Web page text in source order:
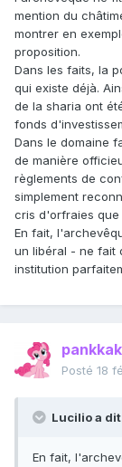
mention du
montrer en
proposition.
Dans les faits, la
qui existe déjà.
de la sharia ont
fonds
Dans le domaine
de manière
règlements de
simplement
cris d'orfraies que
En fait,
un libéral - ne fait
institution
Posté 18
Lucilio a dit
En fait,